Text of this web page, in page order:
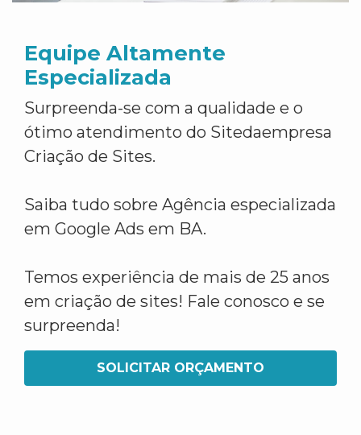
Equipe Altamente
Especializada
Surpreenda-se com a qualidade e o
ótimo atendimento do Sitedaempresa
Criação de Sites.
Saiba tudo sobre Agência especializada
em Google Ads em BA.
Temos experiência de mais de 25 anos
em criação de sites! Fale conosco e se
surpreenda!
SOLICITAR ORÇAMENTO